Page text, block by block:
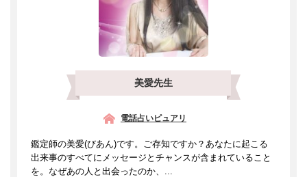
美愛先生
電話占いピュアリ
鑑定師の美愛(びあん)です。ご存知ですか？あなたに起こる
出来事のすべてにメッセージとチャンスが含まれていること
を。なぜあの人と出会ったのか、...